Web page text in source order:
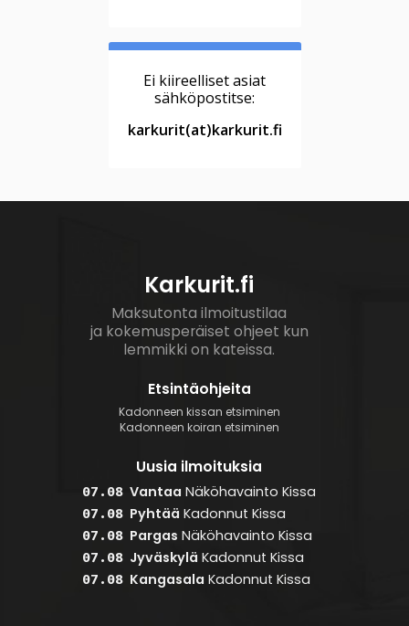
Ei kiireelliset asiat
sähköpostitse:
karkurit(at)karkurit.fi
Karkurit.fi
Maksutonta ilmoitustilaa
ja kokemusperäiset ohjeet kun
lemmikki on kateissa.
Etsintäohjeita
Kadonneen kissan etsiminen
Kadonneen koiran etsiminen
Uusia ilmoituksia
07.08 Vantaa Näköhavainto Kissa
07.08 Pyhtää Kadonnut Kissa
07.08 Pargas Näköhavainto Kissa
07.08 Jyväskylä Kadonnut Kissa
07.08 Kangasala Kadonnut Kissa